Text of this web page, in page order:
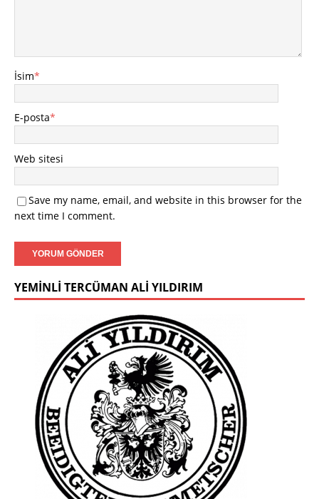
İsim*
E-posta*
Web sitesi
Save my name, email, and website in this browser for the
next time I comment.
YEMINLI TERCÜMAN ALI YILDIRIM